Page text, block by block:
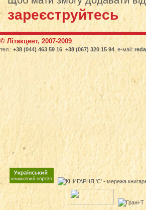
зареєструйтесь
© Літакцент, 2007-2009
тел.: +38 (044) 463 59 16 +38 (067) 320 15 94 , е-маіl: